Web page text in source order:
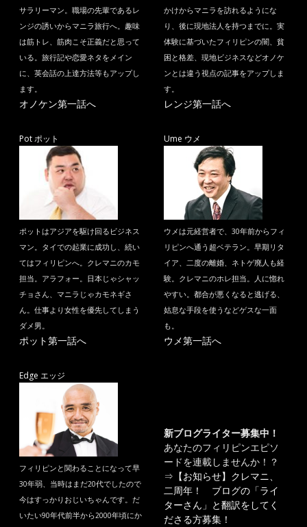
サラリーマン。職場の先輩であるレ
ンジの誘いからマニラ旅行へ。趣味
は筋トレ、筋肉こそ正義だと思って
いる。旅行記や恋愛ネタをメイン
に、英会話の上達方法等もアップし
ます。
オノケン第一話へ
かけからマニラを訪れるようにな
り、後に現地法人を持つまでに。実
体験に基づいたフィリピンの闇、貧
困と格差、現地ビジネスなどオノケ
ンとは違う視点の記事をアップしま
す。
レンジ第一話へ
Pot ポット
ポットはアジアを駆け回るビジネス
マン。タイでの起業に成功し、続い
てはフィリピンへ。クレマニのカモ
担当。アラフォー。日本じゃシャッ
チョさん、マニラじゃカモネギさ
ん。仕事より女性を優先してしまう
ダメ男。
ポット第一話へ
Ume ウメ
ウメは元経営者で、30年前からフィ
リピンへ通う超ベテラン。早期リタ
イア、二度の離婚、ネトゲ廃人も経
験。クレマニのホレ担当。人に惚れ
やすい。都合が悪くなると逃げる、
姑息な手段を使うなどゲスな一面
も。
ウメ第一話へ
Edge エッジ
フィリピンと関わることになって早
30年弱、当時はまだ20代でしたので
今はすっかりおじいちゃんです。だ
いたい90年代前半から2000年頃にか
新ブログライター募集中！
あなたのフィリピンエピソ
ードを連載しませんか！？
⇒ 【お知らせ】クレマニ、
二周年！ ブログの「ライ
ターさん」と翻訳をしてく
ださる方募集！